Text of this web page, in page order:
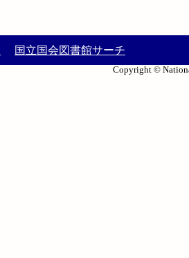
国立国会図書館サーチ
Copyright ©